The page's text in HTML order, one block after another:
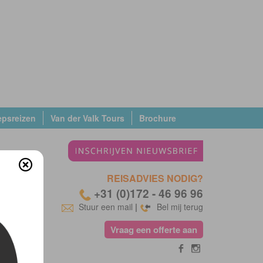
Van der Valk Tours Brochure
REISADVIES NODIG?
+31 (0)172 - 46 96 96
Stuur een mail | Bel mij terug
Vraag een offerte aan